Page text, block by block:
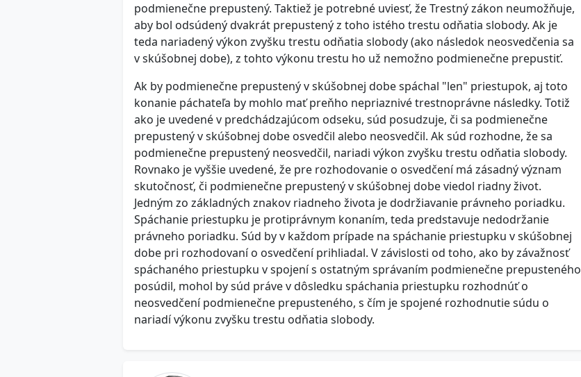
podmienečne prepustený. Taktiež je potrebné uviesť, že Trestný zákon neumožňuje,
aby bol odsúdený dvakrát prepustený z toho istého trestu odňatia slobody. Ak je
teda nariadený výkon zvyšku trestu odňatia slobody (ako následok neosvedčenia sa
v skúšobnej dobe), z tohto výkonu trestu ho už nemožno podmienečne prepustiť.
Ak by podmienečne prepustený v skúšobnej dobe spáchal "len" priestupok, aj toto
konanie páchateľa by mohlo mať preňho nepriaznivé trestnoprávne následky. Totiž
ako je uvedené v predchádzajúcom odseku, súd posudzuje, či sa podmienečne
prepustený v skúšobnej dobe osvedčil alebo neosvedčil. Ak súd rozhodne, že sa
podmienečne prepustený neosvedčil, nariadi výkon zvyšku trestu odňatia slobody.
Rovnako je vyššie uvedené, že pre rozhodovanie o osvedčení má zásadný význam
skutočnosť, či podmienečne prepustený v skúšobnej dobe viedol riadny život.
Jedným zo základných znakov riadneho života je dodržiavanie právneho poriadku.
Spáchanie priestupku je protiprávnym konaním, teda predstavuje nedodržanie
právneho poriadku. Súd by v každom prípade na spáchanie priestupku v skúšobnej
dobe pri rozhodovaní o osvedčení prihliadal. V závislosti od toho, ako by závažnosť
spáchaného priestupku v spojení s ostatným správaním podmienečne prepusteného
posúdil, mohol by súd práve v dôsledku spáchania priestupku rozhodnúť o
neosvedčení podmienečne prepusteného, s čím je spojené rozhodnutie súdu o
nariadí výkonu zvyšku trestu odňatia slobody.